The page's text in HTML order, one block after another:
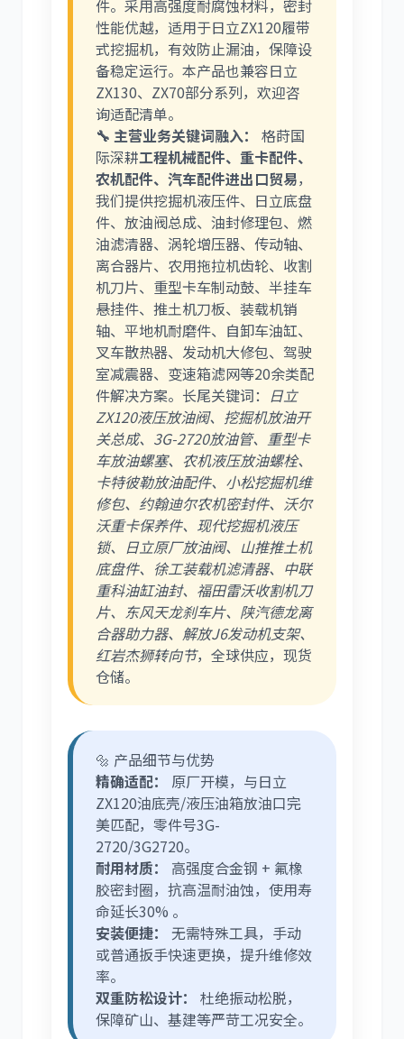
尼桑 依维柯
件。采用高强度耐腐蚀材料，密封
性能优越，适用于日立ZX120履带
式挖掘机，有效防止漏油，保障设
备稳定运行。本产品也兼容日立
ZX130、ZX70部分系列，欢迎咨
询适配清单。
🔧 主营业务关键词融入：
格莳国
际深耕工程机械配件、重卡配件、
农机配件、汽车配件进出口贸易，
我们提供挖掘机液压件、日立底盘
件、放油阀总成、油封修理包、燃
油滤清器、涡轮增压器、传动轴、
离合器片、农用拖拉机齿轮、收割
机刀片、重型卡车制动鼓、半挂车
悬挂件、推土机刀板、装载机销
轴、平地机耐磨件、自卸车油缸、
叉车散热器、发动机大修包、驾驶
室减震器、变速箱滤网等20余类配
件解决方案。长尾关键词： 日立
ZX120液压放油阀、挖掘机放油开
关总成、3G-2720放油管、重型卡
车放油螺塞、农机液压放油螺栓、
卡特彼勒放油配件、小松挖掘机维
修包、约翰迪尔农机密封件、沃尔
沃重卡保养件、现代挖掘机液压
锁、日立原厂放油阀、山推推土机
底盘件、徐工装载机滤清器、中联
重科油缸油封、福田雷沃收割机刀
片、东风天龙刹车片、陕汽德龙离
合器助力器、解放J6发动机支架、
红岩杰狮转向节，全球供应，现货
仓储。
🔩 产品细节与优势
精确适配：
原厂开模，与日立
ZX120油底壳/液压油箱放油口完
美匹配，零件号3G-
2720/3G2720。
耐用材质：
高强度合金钢 + 氟橡
胶密封圈，抗高温耐油蚀，使用寿
命延长30% 。
安装便捷：
无需特殊工具，手动
或普通扳手快速更换，提升维修效
率。
双重防松设计：
杜绝振动松脱，
保障矿山、基建等严苛工况安全。